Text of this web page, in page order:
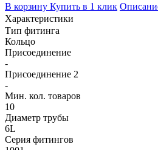
В корзину Купить в 1 клик
Характеристики
Тип фитинга
Кольцо
Присоединение
-
Присоединение 2
-
Мин. кол. товаров
10
Диаметр трубы
6L
Серия фитингов